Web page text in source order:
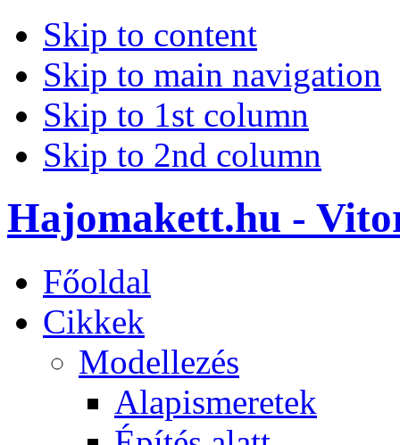
Skip to content
Skip to main navigation
Skip to 1st column
Skip to 2nd column
Hajomakett.hu -
Főoldal
Cikkek
Modellezés
Alapismeretek